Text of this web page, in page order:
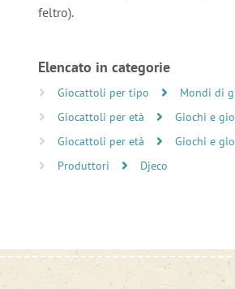
feltro).
Elencato in categorie
Giocattoli per tipo Mondi di
Giocattoli per età
Giochi e
Giocattoli per età
Giochi e
Produttori
Djeco